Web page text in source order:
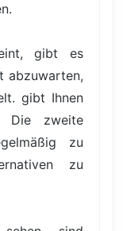
gibt es
abzuwarten,
gibt Ihnen
Die zweite
zu
zu